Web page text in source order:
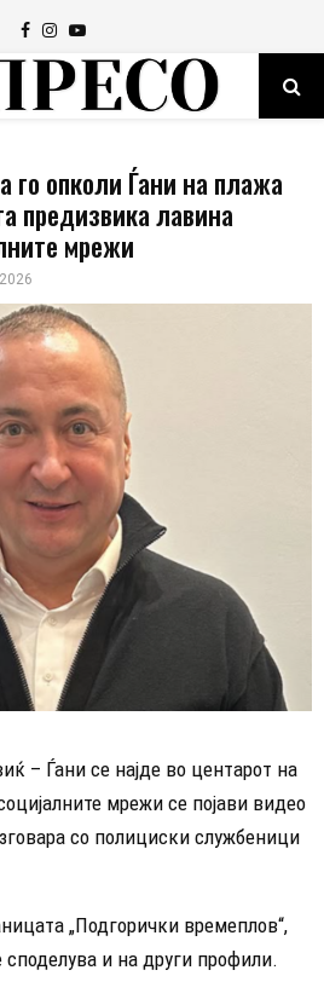
Facebook
Instagram
Youtube
го опколи Ѓани на плажа
предизвика лавина
мрежи
– Ѓани се најде во центарот на
мрежи се појави видео
со полициски службеници
„Подгорички времеплов“,
и на други профили.